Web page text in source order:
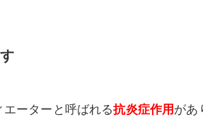
エーターと呼ばれる抗炎症作用 があ